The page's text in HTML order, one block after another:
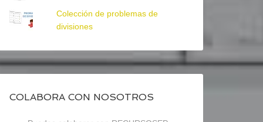
Colección de problemas de
divisiones
COLABORA CON NOSOTROS